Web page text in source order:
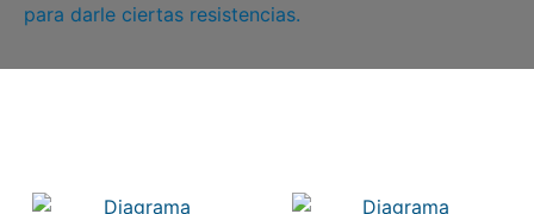
para darle ciertas resistencias.